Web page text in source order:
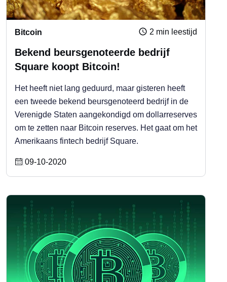
Bitcoin 2 min leestijd
Bekend beursgenoteerde bedrijf
Square koopt Bitcoin!
Het heeft niet lang geduurd, maar gisteren heeft
een tweede bekend beursgenoteerd bedrijf in de
Verenigde Staten aangekondigd om dollarreserves
om te zetten naar Bitcoin reserves. Het gaat om het
Amerikaans fintech bedrijf Square.
09-10-2020